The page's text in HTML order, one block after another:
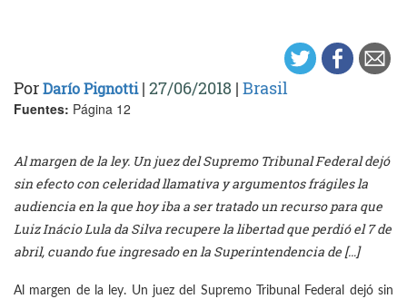
PorDarío Pignotti| 27/06/2018 | Brasil
Fuentes: Página 12
Al margen de la ley. Un juez del Supremo Tribunal Federal dejó
sin efecto con celeridad llamativa y argumentos frágiles la
audiencia en la que hoy iba a ser tratado un recurso para que
Luiz Inácio Lula da Silva recupere la libertad que perdió el 7 de
abril, cuando fue ingresado en la Superintendencia de […]
Al margen de la ley. Un juez del Supremo Tribunal Federal dejó sin